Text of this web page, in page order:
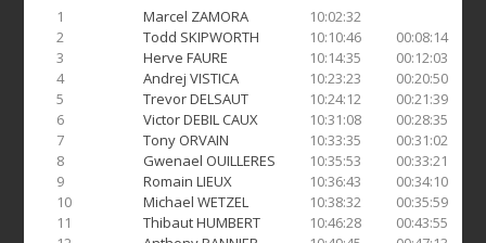
1 Marcel ZAMORA
10:02:32
2
Todd SKIPWORTH 10:10:46
00:08:14
3
Herve FAURE 10:14:35
00:12:03
4
Andrej VISTICA 10:23:23
00:20:50
5
Trevor DELSAUT 10:24:12
00:21:39
6
Victor DEBIL CAUX 10:31:08
00:28:35
7
Tony ORVAIN 10:33:35
00:31:02
8
Gwenael OUILLERES 10:35:53
00:33:21
9
Romain LIEUX 10:36:43
00:34:10
10
Michael WETZEL 10:38:32
00:35:59
11
Thibaut HUMBERT 10:46:28
00:43:55